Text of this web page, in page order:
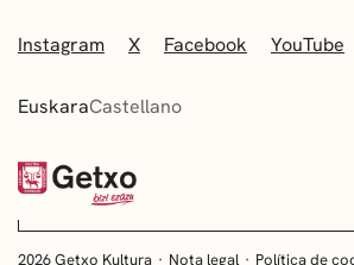
Instagram X Facebook YouTube
EuskaraCastellano
2026 Getxo Kultura Nota legal Política de